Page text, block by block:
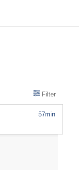
Filter
57min